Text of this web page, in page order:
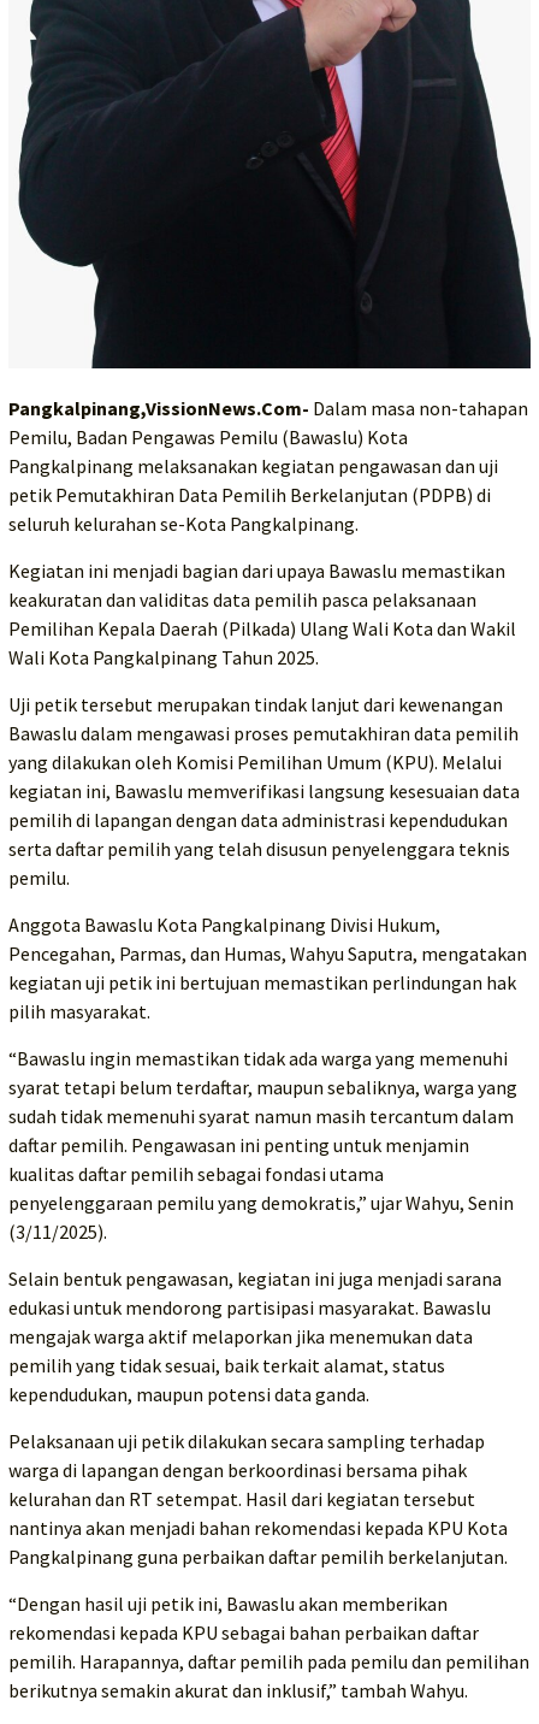
Pangkalpinang,VissionNews.Com- Dalam masa non-tahapan
Pemilu, Badan Pengawas Pemilu (Bawaslu) Kota
Pangkalpinang melaksanakan kegiatan pengawasan dan uji
petik Pemutakhiran Data Pemilih Berkelanjutan (PDPB) di
seluruh kelurahan se-Kota Pangkalpinang.
Kegiatan ini menjadi bagian dari upaya Bawaslu memastikan
keakuratan dan validitas data pemilih pasca pelaksanaan
Pemilihan Kepala Daerah (Pilkada) Ulang Wali Kota dan Wakil
Wali Kota Pangkalpinang Tahun 2025.
Uji petik tersebut merupakan tindak lanjut dari kewenangan
Bawaslu dalam mengawasi proses pemutakhiran data pemilih
yang dilakukan oleh Komisi Pemilihan Umum (KPU). Melalui
kegiatan ini, Bawaslu memverifikasi langsung kesesuaian data
pemilih di lapangan dengan data administrasi kependudukan
serta daftar pemilih yang telah disusun penyelenggara teknis
pemilu.
Anggota Bawaslu Kota Pangkalpinang Divisi Hukum,
Pencegahan, Parmas, dan Humas, Wahyu Saputra, mengatakan
kegiatan uji petik ini bertujuan memastikan perlindungan hak
pilih masyarakat.
“Bawaslu ingin memastikan tidak ada warga yang memenuhi
syarat tetapi belum terdaftar, maupun sebaliknya, warga yang
sudah tidak memenuhi syarat namun masih tercantum dalam
daftar pemilih. Pengawasan ini penting untuk menjamin
kualitas daftar pemilih sebagai fondasi utama
penyelenggaraan pemilu yang demokratis,” ujar Wahyu, Senin
(3/11/2025).
Selain bentuk pengawasan, kegiatan ini juga menjadi sarana
edukasi untuk mendorong partisipasi masyarakat. Bawaslu
mengajak warga aktif melaporkan jika menemukan data
pemilih yang tidak sesuai, baik terkait alamat, status
kependudukan, maupun potensi data ganda.
Pelaksanaan uji petik dilakukan secara sampling terhadap
warga di lapangan dengan berkoordinasi bersama pihak
kelurahan dan RT setempat. Hasil dari kegiatan tersebut
nantinya akan menjadi bahan rekomendasi kepada KPU Kota
Pangkalpinang guna perbaikan daftar pemilih berkelanjutan.
“Dengan hasil uji petik ini, Bawaslu akan memberikan
rekomendasi kepada KPU sebagai bahan perbaikan daftar
pemilih. Harapannya, daftar pemilih pada pemilu dan pemilihan
berikutnya semakin akurat dan inklusif,” tambah Wahyu.